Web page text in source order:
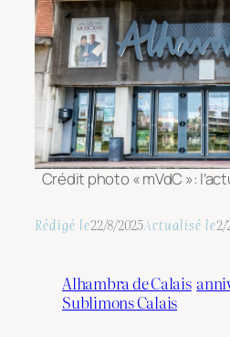
Crédit photo « mVdC »:
Rédigé le22/8/2025Actualisé le2/
Alhambra de Calais
Sublimons Calais